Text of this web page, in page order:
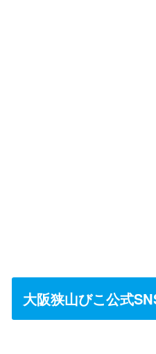
大阪狭山びこ公式